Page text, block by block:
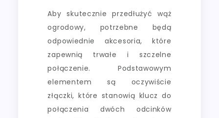
Aby skutecznie przedłużyć wąż
ogrodowy, potrzebne będą
odpowiednie akcesoria, które
zapewnią trwałe i szczelne
połączenie. Podstawowym
elementem są oczywiście
złączki, które stanowią klucz do
połączenia dwóch odcinków